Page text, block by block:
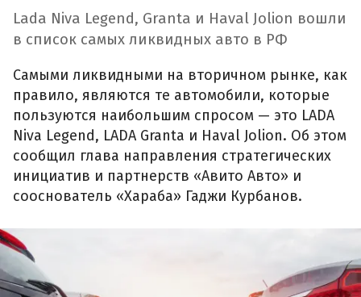
Lada Niva Legend, Granta и Haval Jolion вошли
в список самых ликвидных авто в РФ
Самыми ликвидными на вторичном рынке, как
правило, являются те автомобили, которые
пользуются наибольшим спросом — это LADA
Niva Legend, LADA Granta и Haval Jolion. Об этом
сообщил глава направления стратегических
инициатив и партнерств «Авито Авто» и
сооснователь «Хараба» Гаджи Курбанов.